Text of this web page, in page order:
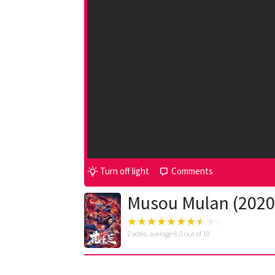
Turn off light Comments
Musou Mulan
2 votes, average8.0 out of 10